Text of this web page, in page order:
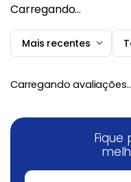
Carregando…
Mais recentes
Carregando
Fique